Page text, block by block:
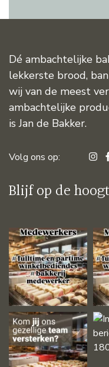
Dé ambachtelijke
lekkerste brood,
wij van de meest
ambachtelijke
is Jan de Bakker.
Volg ons op:
Blijf op de